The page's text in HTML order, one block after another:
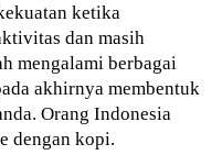
ketika
dan masih
mengalami berbagai
akhirnya membentuk
Orang Indonesia
dengan kopi.